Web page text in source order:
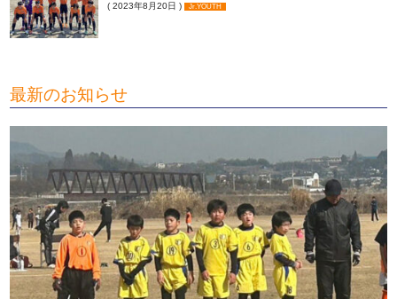
( 2023年8月20日 ) Jr.YOUTH
最新のお知らせ